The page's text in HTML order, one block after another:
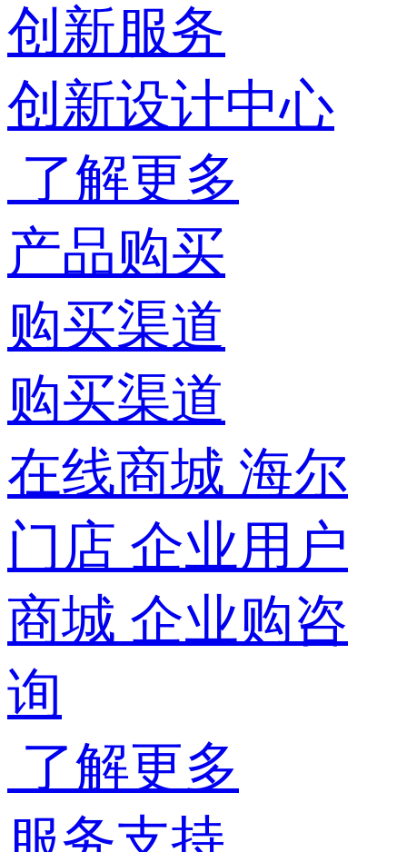
创新服务
创新设计中心
了解更多
产品购买
购买渠道
购买渠道
在线商城 海尔
门店 企业用户
商城 企业购咨
询
了解更多